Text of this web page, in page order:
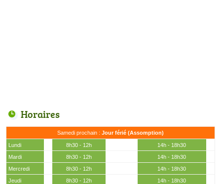
Horaires
Samedi prochain : Jour férié (Assomption)
Lundi 8h30 - 12h
14h - 18h30
Mardi
8h30 - 12h
14h - 18h30
Mercredi
8h30 - 12h
14h - 18h30
Jeudi
8h30 - 12h
14h - 18h30